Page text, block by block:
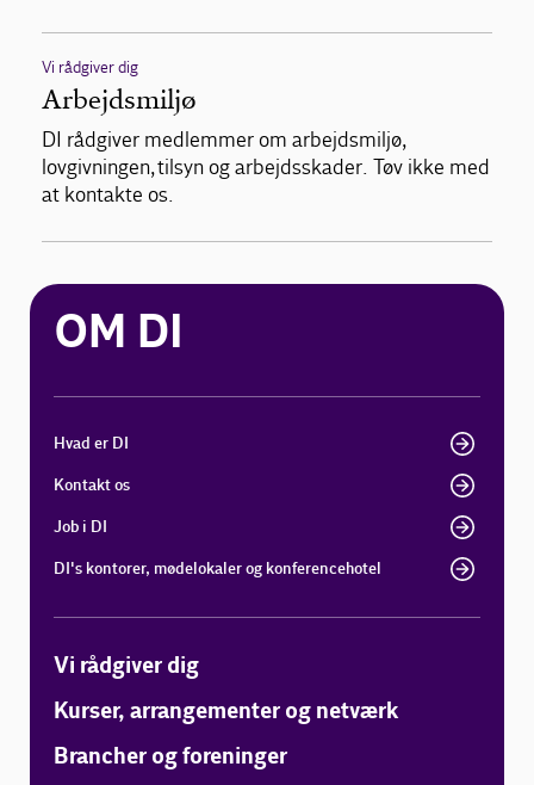
Vi rådgiver dig
Arbejdsmiljø
DI rådgiver medlemmer om arbejdsmiljø,
lovgivningen, tilsyn og arbejdsskader. Tøv ikke med
at kontakte os.
OM DI
Hvad er DI
Kontakt os
Job i DI
DI's kontorer, mødelokaler og konferencehotel
Vi rådgiver dig
Kurser, arrangementer og netværk
Brancher og foreninger